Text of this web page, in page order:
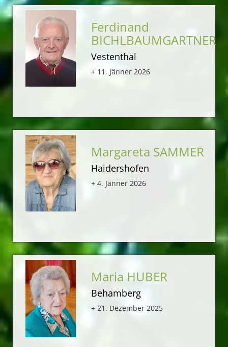
Ferdinand
BICHLBAUMGARTNER
Vestenthal
+ 11. Jänner 2026
Margareta SAMMER
Haidershofen
+ 4. Jänner 2026
Maria HUBER
Behamberg
+ 21. Dezember 2025